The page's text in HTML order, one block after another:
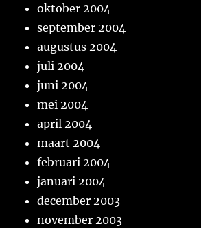
oktober 2004
september 2004
augustus 2004
juli 2004
juni 2004
mei 2004
april 2004
maart 2004
februari 2004
januari 2004
december 2003
november 2003